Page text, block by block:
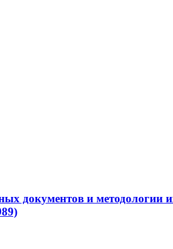
документов и методологии